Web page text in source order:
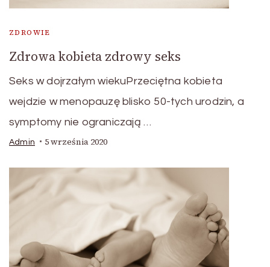
ZDROWIE
Zdrowa kobieta zdrowy seks
Seks w dojrzałym wiekuPrzeciętna kobieta
wejdzie w menopauzę blisko 50-tych urodzin, a
symptomy nie ograniczają …
Admin 5 września 2020